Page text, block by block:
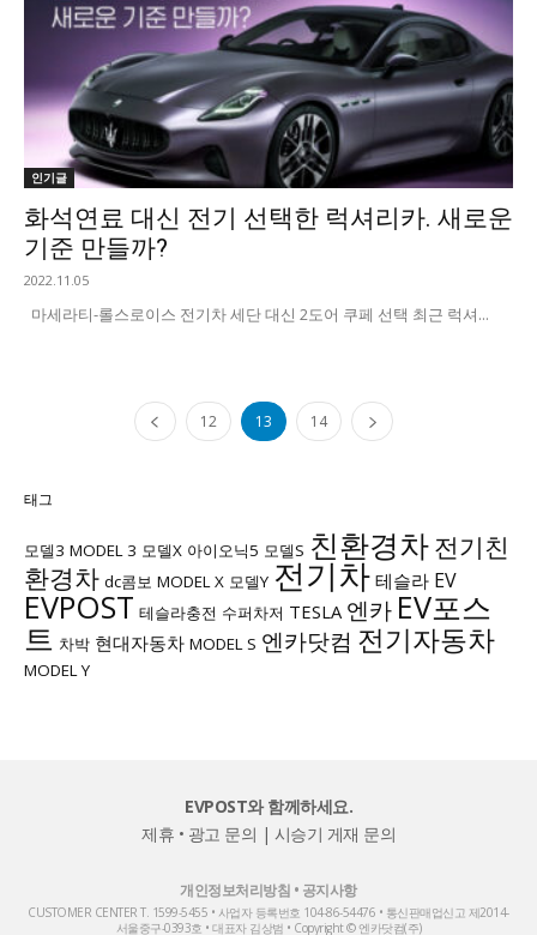
인기글
화석연료 대신 전기 선택한 럭셔리카. 새로운
기준 만들까?
2022.11.05
마세라티-롤스로이스 전기차 세단 대신 2도어 쿠페 선택 최근 럭셔...
12 13 14
태그
모델3 MODEL 3 모델X 아이오닉5 모델S 친환경차전기친
환경차 dc콤보 MODEL X 모델Y 전기차 테슬라 EV
EVPOST 테슬라충전 수퍼차저 TESLA 엔카 EV포스
트 차박 현대자동차 MODEL S 엔카닷컴 전기자동차
MODEL Y
EVPOST와 함께하세요.
제휴 • 광고 문의 | 시승기 게재 문의
개인정보처리방침 • 공지사항
CUSTOMER CENTER T. 1599-5455 • 사업자 등록번호 104-86-54476 • 통신판매업신고 제2014-
서울중구-0393호 • 대표자 김상범 • Copyright © 엔카닷컴(주)